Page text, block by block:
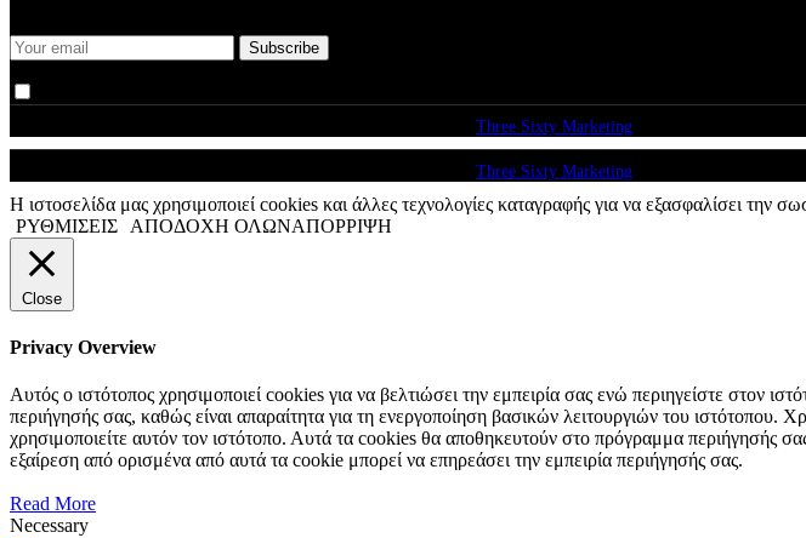
Three Sixty Marketing
Three Sixty Marketing
Η ιστοσελίδα μας χρησιμοποιεί cookies και άλλες τεχνολογίες καταγραφής για να εξασφαλίσει την
ΡΥΘΜΙΣΕΙΣ
ΑΠΟΔΟΧΗ ΟΛΩΝΑΠΟΡΡΙΨΗ
Close
Privacy Overview
Αυτός ο ιστότοπος χρησιμοποιεί cookies για να βελτιώσει την εμπειρία σας ενώ περιηγείστε στον
περιήγησής σας, καθώς είναι απαραίτητα για τη ενεργοποίηση βασικών λειτουργιών του
χρησιμοποιείτε αυτόν τον ιστότοπο. Αυτά τα cookies θα αποθηκευτούν στο πρόγραμμα περιήγησής
εξαίρεση από ορισμένα από αυτά τα cookie μπορεί να επηρεάσει την εμπειρία περιήγησής σας.
Read More
Necessary